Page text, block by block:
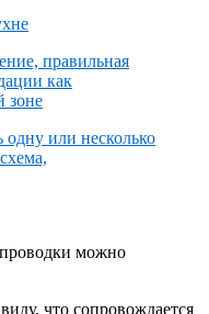
можно
что сопровождается